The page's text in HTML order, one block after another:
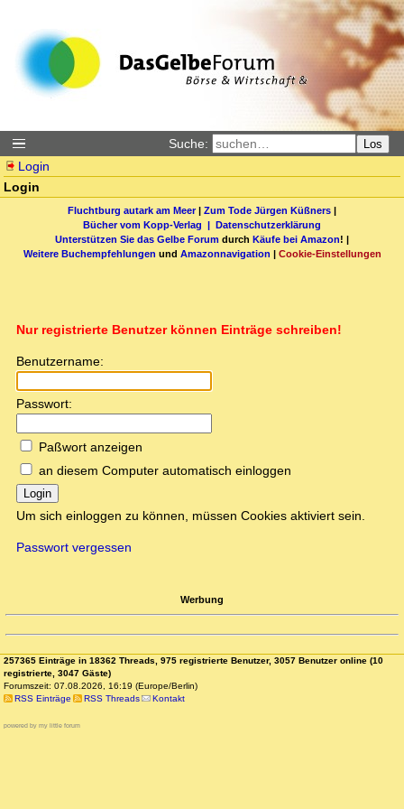
Suche: Los
Login
Login
Fluchtburg autark am Meer| Zum Tode Jürgen Küßners |
Bücher vom Kopp-Verlag | Datenschutzerklärung
Unterstützen Sie das Gelbe Forum durch Käufe bei Amazon! |
Weitere Buchempfehlungen und Amazonnavigation | Cookie-Einstellungen
Nur registrierte Benutzer können Einträge schreiben!
Benutzername:
Passwort:
Paßwort anzeigen
an diesem Computer automatisch einloggen
Login
Um sich einloggen zu können, müssen Cookies aktiviert sein.
Passwort vergessen
Werbung
257365 Einträge in 18362 Threads, 975 registrierte Benutzer, 3057 Benutzer online (10
registrierte, 3047 Gäste)
Forumszeit: 07.08.2026, 16:19 (Europe/Berlin)
RSS Einträge
RSS Threads Kontakt
powered by my little forum